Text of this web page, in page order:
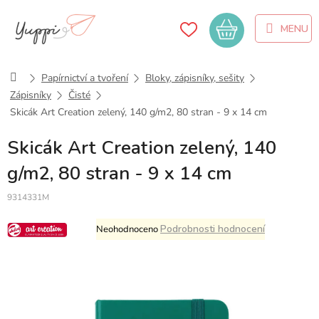
obsah
Nákupní
košík
DomůPapírnictví a tvoření
Bloky, zápisníky, sešity
Zápisníky
Čisté
Skicák Art Creation zelený, 140 g/m2, 80 stran - 9 x 14 cm
Skicák Art Creation zelený, 140
g/m2, 80 stran - 9 x 14 cm
9314331M
Průměrné
hodnocení
5
NeohodnocenoPodrobnosti hodnocení